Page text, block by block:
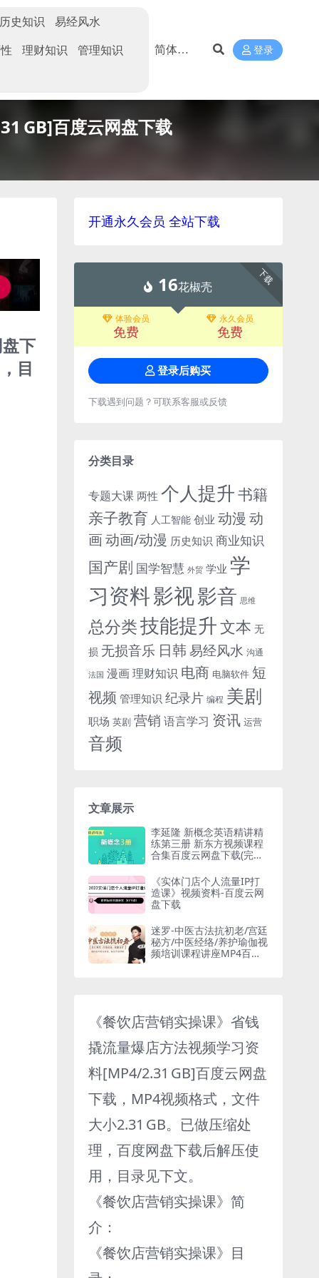
史知识
易经风水
理财知识 管理知识 登录
GB]百度云网盘下载
下
目
开通永久会员 全站下载
下载
16花椒壳
体验会员
免费
永久会员
免费
登录后购买
下载遇到问题？可联系客服或反馈
分类目录
专题大课 两性 个人提升书籍
亲子教育 人工智能 创业 动漫 动
画动画/动漫 历史知识 商业知识
国产剧 国学智慧 外贸 学业 学
习资料影视影音 思维
总分类技能提升文本 无
损 无损音乐 日韩 易经风水 沟通
法国 漫画理财知识 电商 电脑软件 短
视频 管理知识 纪录片 编程 美剧
职场 英剧 营销 语言学习 资讯 运营
音频
文章展示
李延隆 新概念英语精讲精
练第三册 新东方视频课程
合集百度云网盘下载(完整
7GB]
《实体门店个人流量IP打
造课》视频资料-百度云网
盘下载
迷罗-中医古法抗初老/宫廷
秘方/中医经络/养护瑜伽视
频培训课程讲座MP4百度
《餐饮店营销实操课》省钱
撬流量爆店方法视频学习资
料[MP4/2.31 GB]百度云网盘
下载，MP4视频格式，文件
大小2.31 GB。已做压缩处
理，百度网盘下载后解压使
用，目录见下文。
《餐饮店营销实操课》简
介：
《餐饮店营销实操课》目